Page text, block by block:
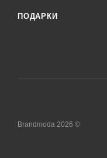
ПОДАРКИ
Brandmoda 2026 ©